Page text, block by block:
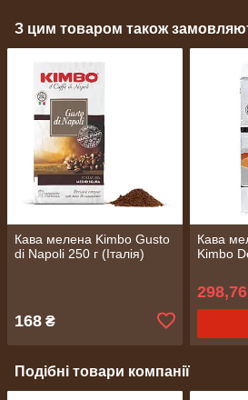
З цим товаром також
Кава мелена Kimbo Gusto
di Napoli 250 г (Італія)
168 ₴
Кава
Kimbo
298,76
Подібні товари компанії